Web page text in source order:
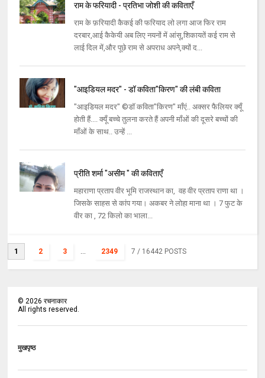
राम के फरियादी - प्रतिभा जोशी की कविताएँ
राम के फ़रियादी कैकई की फरियाद लो लगा आज फिर राम
दरबार,आई कैकेयी अब लिए नयनों में आंसू,शिकायतें कई राम से
लाई दिल में,और पूछे राम से अपराध अपने,क्यों द...
"आइडियल मदर" - डॉ कविता"किरण" की लंबी कविता
"आइडियल मदर" ©डॉ कविता"किरण" माँएं.. अक्सर फैलियर क्यूँ
होती हैं.... क्यूँ बच्चे तुलना करते हैं अपनी माँओं की दूसरे बच्चों की
माँओं के साथ.. उन्हें ...
प्रीति शर्मा "असीम " की कविताएँ
महाराणा प्रताप वीर भूमि राजस्थान का, वह वीर प्रताप राणा था ।
जिसके साहस से कांप गया। अकबर ने लोहा माना था । 7 फुट के
वीर का , 72 किलो का भाला...
1 2 3 ... 2349 7 / 16442 POSTS
©2026 रचनाकार
All rights reserved.
मुखपृष्ठ